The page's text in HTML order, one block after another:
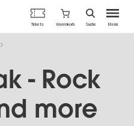
Menü
Tickets Warenkorb Suche
- Rock
more